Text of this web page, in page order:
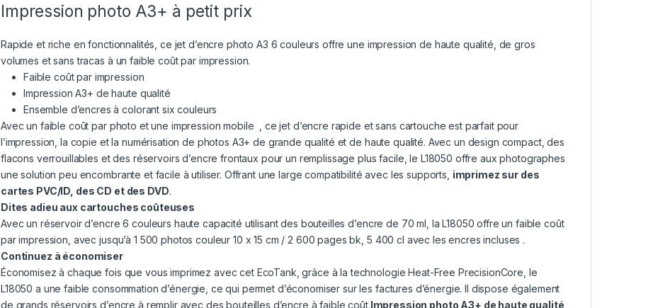
Impression photo A3+ à petit prix
Rapide et riche en fonctionnalités, ce jet d’encre photo A3 6 couleurs offre une impression de haute qualité, de gros
volumes et sans tracas à un faible coût par impression.
Faible coût par impression
Impression A3+ de haute qualité
Ensemble d’encres à colorant six couleurs
Avec un faible coût par photo et une impression mobile , ce jet d’encre rapide et sans cartouche est parfait pour
l’impression, la copie et la numérisation de photos A3+ de grande qualité et de haute qualité. Avec un design compact, des
flacons verrouillables et des réservoirs d’encre frontaux pour un remplissage plus facile, le L18050 offre aux photographes
une solution peu encombrante et facile à utiliser. Offrant une large compatibilité avec les supports, imprimez sur des
cartes PVC/ID, des CD et des DVD.
Dites adieu aux cartouches coûteuses
Avec un réservoir d’encre 6 couleurs haute capacité utilisant des bouteilles d’encre de 70 ml, la L18050 offre un faible coût
par impression, avec jusqu’à 1 500 photos couleur 10 x 15 cm / 2 600 pages bk, 5 400 cl avec les encres incluses .
Continuez à économiser
Économisez à chaque fois que vous imprimez avec cet EcoTank, grâce à la technologie Heat-Free PrecisionCore , le
L18050 a une faible consommation d’énergie, ce qui permet d’économiser sur les factures d’énergie. Il dispose également
de grands réservoirs d’encre à remplir avec des bouteilles d’encre à faible coût.Impression photo A3+ de haute qualité